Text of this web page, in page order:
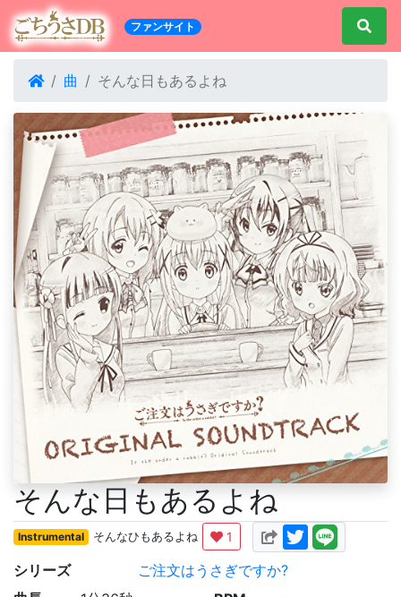
ファンサイト
曲 そんな日もあるよね
そんな日もあるよね
Instrumental そんなひもあるよね 1
シリーズ
ご注文はうさぎですか?